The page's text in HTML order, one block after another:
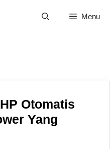
Menu
Otomatis
Yang